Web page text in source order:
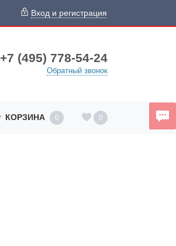
Вход и регистрация
+7 (495) 778-54-24
Обратный звонок
КОРЗИНА 0 0